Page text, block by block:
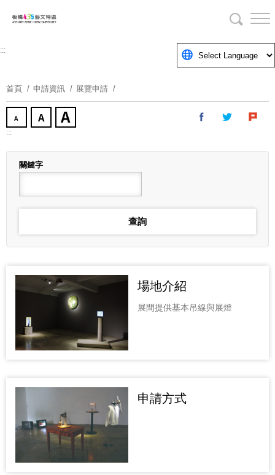
要
塊
:::
首頁 申請資訊 展覽申請
:::
關鍵字
場地介紹
展間提供基本吊線與展燈
申請方式